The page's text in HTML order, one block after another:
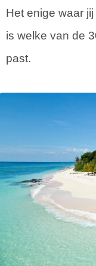
Het enige waar
is welke van de
past.